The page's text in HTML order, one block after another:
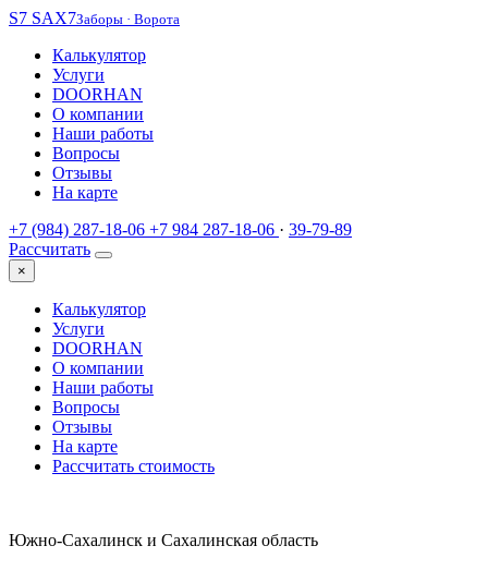
S7 SAX7Заборы · Ворота
Калькулятор
Услуги
DOORHAN
О компании
Наши работы
Вопросы
Отзывы
На карте
+7 (984) 287-18-06 +7 984 287-18-06 · 39-79-89
Рассчитать
×
Калькулятор
Услуги
DOORHAN
О компании
Наши работы
Вопросы
Отзывы
На карте
Рассчитать стоимость
Южно-Сахалинск и Сахалинская область